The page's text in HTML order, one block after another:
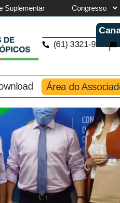
Suplementar Congresso
(61) 3321-9563
Área do